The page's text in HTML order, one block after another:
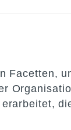
Facetten,